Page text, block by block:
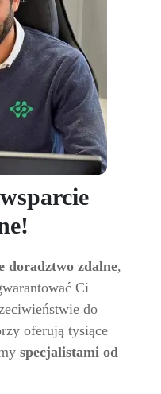
doradztwo zdalne,
Ci
do
oferują tysiące
specjalistami od